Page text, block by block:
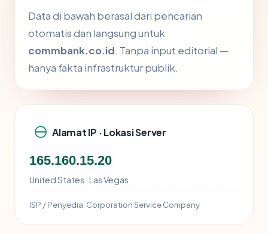
Data di bawah berasal dari pencarian
otomatis dan langsung untuk
commbank.co.id. Tanpa input editorial —
hanya fakta infrastruktur publik.
Alamat IP · Lokasi Server
165.160.15.20
United States · Las Vegas
ISP / Penyedia: Corporation Service Company